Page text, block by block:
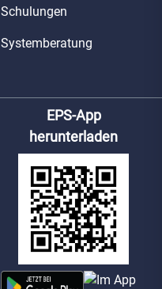
Schulungen
Systemberatung
EPS-App
herunterladen